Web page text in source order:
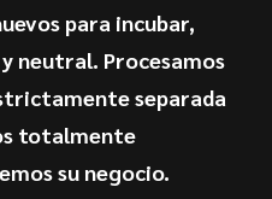
para incubar,
neutral. Procesamos
separada
totalmente
su negocio.